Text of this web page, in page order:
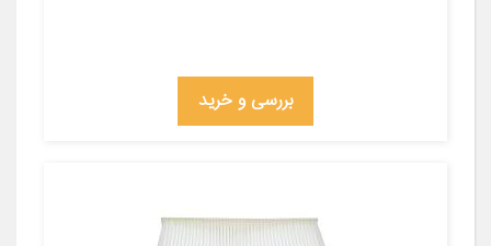
بررسی و خرید